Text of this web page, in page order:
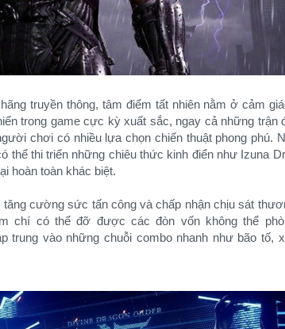
truyền thông, tâm điểm tất nhiên nằm ở cảm
trong game cực kỳ xuất sắc, ngay cả những trận
chơi có nhiều lựa chọn chiến thuật phong phú.
thể thi triển những chiêu thức kinh điển như Izuna
hoàn toàn khác biệt.
tăng cường sức tấn công và chấp nhận chịu sát
chí có thể đỡ được các đòn vốn không thể
trung vào những chuỗi combo nhanh như bão tố,